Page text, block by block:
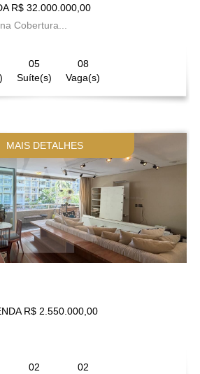
R$ 32.000.000,00
Cobertura...
05
Suíte(s)
08
Vaga(s)
MAIS DETALHES
R$ 2.550.000,00
02
02